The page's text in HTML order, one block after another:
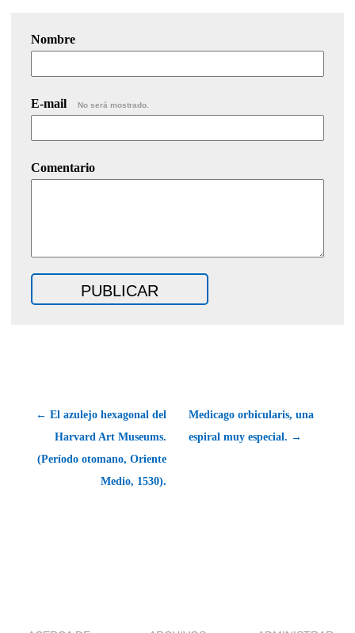
Nombre
E-mail No será mostrado.
Comentario
← El azulejo hexagonal del
Harvard Art Museums.
(Período otomano, Oriente
Medio, 1530).
Medicago orbicularis, una
espiral muy especial. →